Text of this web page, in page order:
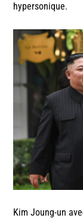
hypersonique.
Kim Joung-un